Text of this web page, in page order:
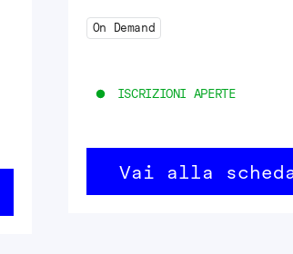
On Demand
ISCRIZIONI APERTE
Vai alla